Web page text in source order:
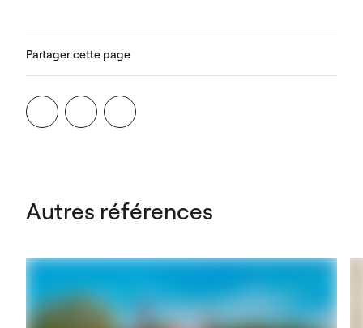
Partager cette page
Autres références